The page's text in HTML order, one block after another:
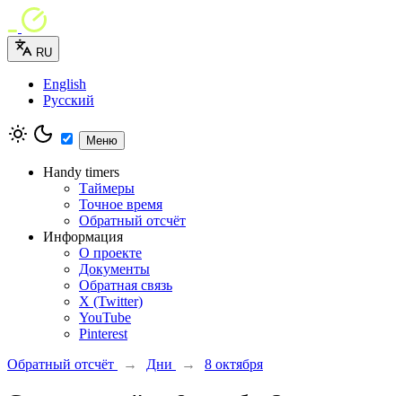
RU
English
Русский
Меню
Handy timers
Таймеры
Точное время
Обратный отсчёт
Информация
О проекте
Документы
Обратная связь
X (Twitter)
YouTube
Pinterest
Обратный отсчёт
→ Дни → 8 октября